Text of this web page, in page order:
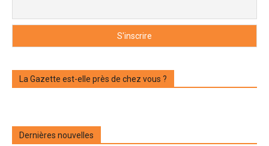
La Gazette est-elle près de chez vous ?
Dernières nouvelles